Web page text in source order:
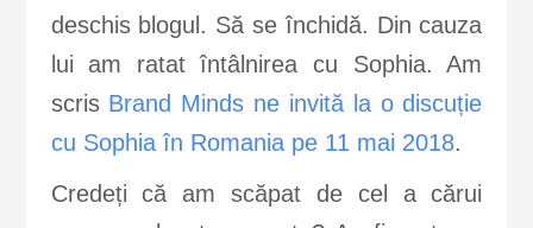
deschis blogul. Să se închidă. Din cauza
lui am ratat întâlnirea cu Sophia. Am
scris Brand Minds ne invită la o discuție
cu Sophia în Romania pe 11 mai 2018.
Credeți că am scăpat de cel a cărui